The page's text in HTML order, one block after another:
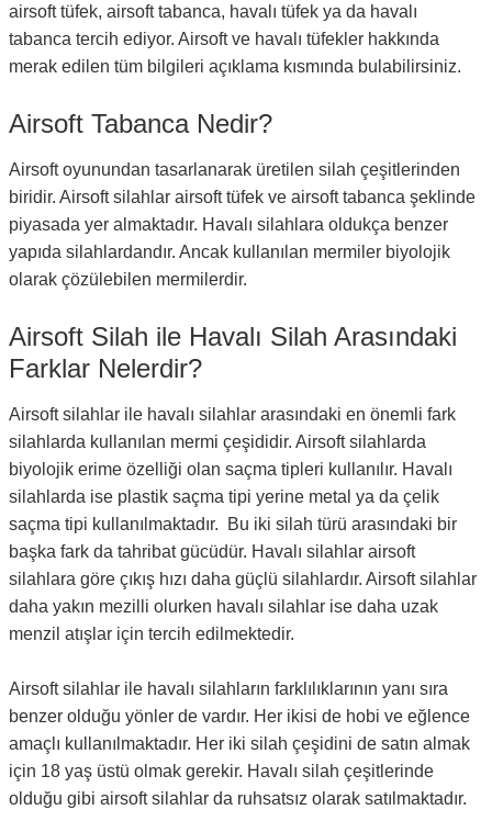
airsoft tüfek, airsoft tabanca, havalı tüfek ya da havalı
tabanca tercih ediyor. Airsoft ve havalı tüfekler hakkında
merak edilen tüm bilgileri açıklama kısmında bulabilirsiniz.
Airsoft Tabanca Nedir?
Airsoft oyunundan tasarlanarak üretilen silah çeşitlerinden
biridir. Airsoft silahlar airsoft tüfek ve airsoft tabanca şeklinde
piyasada yer almaktadır. Havalı silahlara oldukça benzer
yapıda silahlardandır. Ancak kullanılan mermiler biyolojik
olarak çözülebilen mermilerdir.
Airsoft Silah ile Havalı Silah Arasındaki
Farklar Nelerdir?
Airsoft silahlar ile havalı silahlar arasındaki en önemli fark
silahlarda kullanılan mermi çeşididir. Airsoft silahlarda
biyolojik erime özelliği olan saçma tipleri kullanılır. Havalı
silahlarda ise plastik saçma tipi yerine metal ya da çelik
saçma tipi kullanılmaktadır. Bu iki silah türü arasındaki bir
başka fark da tahribat gücüdür. Havalı silahlar airsoft
silahlara göre çıkış hızı daha güçlü silahlardır. Airsoft silahlar
daha yakın mezilli olurken havalı silahlar ise daha uzak
menzil atışlar için tercih edilmektedir.
Airsoft silahlar ile havalı silahların farklılıklarının yanı sıra
benzer olduğu yönler de vardır. Her ikisi de hobi ve eğlence
amaçlı kullanılmaktadır. Her iki silah çeşidini de satın almak
için 18 yaş üstü olmak gerekir. Havalı silah çeşitlerinde
olduğu gibi airsoft silahlar da ruhsatsız olarak satılmaktadır.